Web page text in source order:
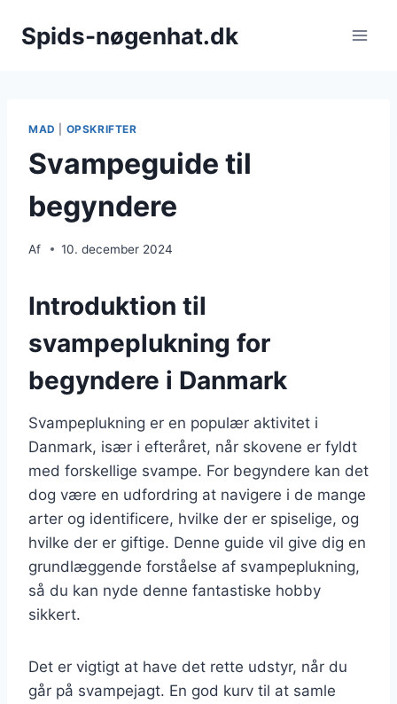
Spids-nøgenhat.dk
MAD OPSKRIFTER
Svampeguide til
begyndere
Af 10. december 2024
Introduktion til
svampeplukning for
begyndere i Danmark
Svampeplukning er en populær aktivitet i
Danmark, især i efteråret, når skovene er fyldt
med forskellige svampe. For begyndere kan det
dog være en udfordring at navigere i de mange
arter og identificere, hvilke der er spiselige, og
hvilke der er giftige. Denne guide vil give dig en
grundlæggende forståelse af svampeplukning,
så du kan nyde denne fantastiske hobby
sikkert.
Det er vigtigt at have det rette udstyr, når du
går på svampejagt. En god kurv til at samle